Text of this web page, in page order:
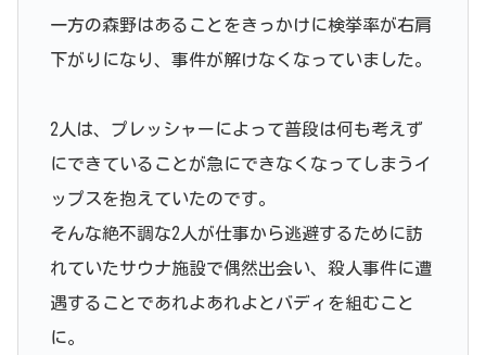
一方の森野はあることをきっかけに検挙率が右肩
下がりになり、事件が解けなくなっていました。
2人は、プレッシャーによって普段は何も考えず
にできていることが急にできなくなってしまうイ
ップスを抱えていたのです。
そんな絶不調な2人が仕事から逃避するために訪
れていたサウナ施設で偶然出会い、殺人事件に遭
遇することであれよあれよとバディを組むこと
に。